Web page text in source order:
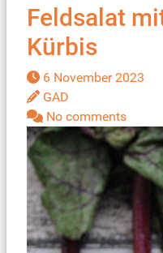
Feldsalat
Kürbis
6 November 2023
GAD
No comments